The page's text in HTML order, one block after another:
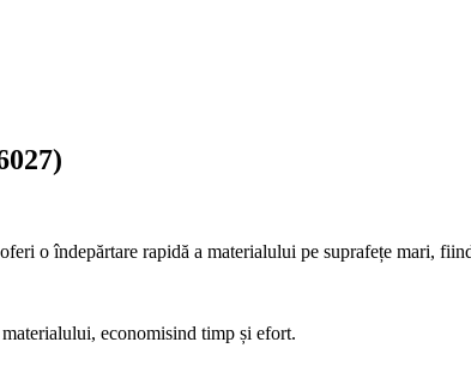
o îndepărtare rapidă a materialului pe suprafețe mari,
economisind timp și efort.